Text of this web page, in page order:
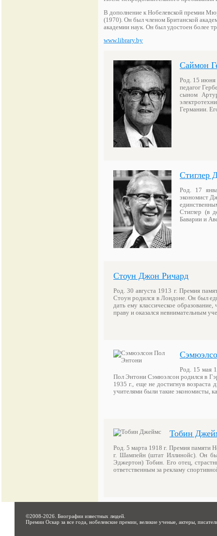
В дополнение к Нобелевской премии
(1970). Он был членом Британской
академии наук. Он был удостоен более
www.library.by
Саймон
Род. 15 июня
педагог
сыном
Германии.
Стиглер
Род. 17
экономист
Стиглер (в
Баварии и
Стоун Джон Ричард
Род. 30 августа 1913 г. Премия
Стоун родился в Лондоне. Он был
дать ему классическое
праву и оказался невнимательным
Род. 15 мая
Пол Энтони Сэмюэлсон родился в
1935 г., еще не достигнув возраста
учителями были такие экономисты,
Тобин
Род. 5 марта 1918 г. Премия памяти
г. Шампейн (штат Иллинойс). Он
Эджертон) Тобин. Его отец,
ответственным за рекламу
©2008-2026. Биографии известных людей
Премии Оскар за все года, нобелевские премии, великие ученые, актеры,